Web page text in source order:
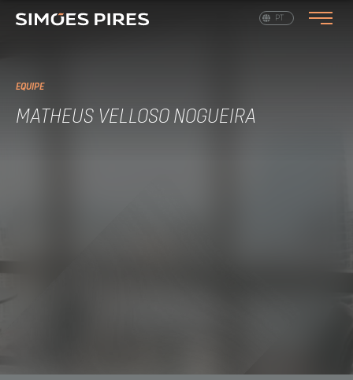
PT
EQUIPE
MATHEUS VELLOSO NOGUEIRA